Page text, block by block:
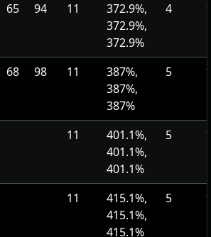
65 94 11
372.9%,
372.9%,
372.9%
4
68 98 11
387%,
387%,
387%
5
11
401.1%,
401.1%,
401.1%
5
11
415.1%,
415.1%,
415.1%
5